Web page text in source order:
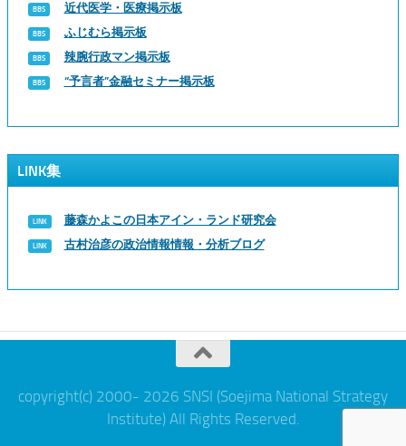
近代医学・医療掲示板
ふじむら掲示板
辣腕行政マン掲示板
“予言者”金融セミナー掲示板
LINK集
藤森かよこの日本アイン・ランド研究会
古村治彦の政治情報情報・分析ブログ
copyright(c) 2000- 2026 SNSI (Soejima National Strategy
Institute) All Rights Reserved.